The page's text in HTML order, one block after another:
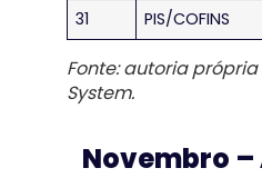
31
PIS/COFINS
Fonte: autoria própria
System.
Novembro